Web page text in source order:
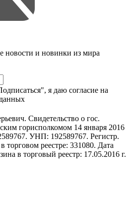
новости и новинки из мира
я даю согласие на
Свидетельство о гос.
горисполкомом 14 января 2016
УНП: 192589767. Регистр.
торговом реестре: 331080. Дата
в торговый реестр: 17.05.2016 г.